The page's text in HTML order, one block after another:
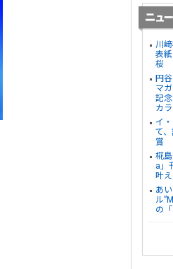
川
表
桜
円
マ
記
カ
イ
て
賞
椛
a」
叶
あ
ル
の